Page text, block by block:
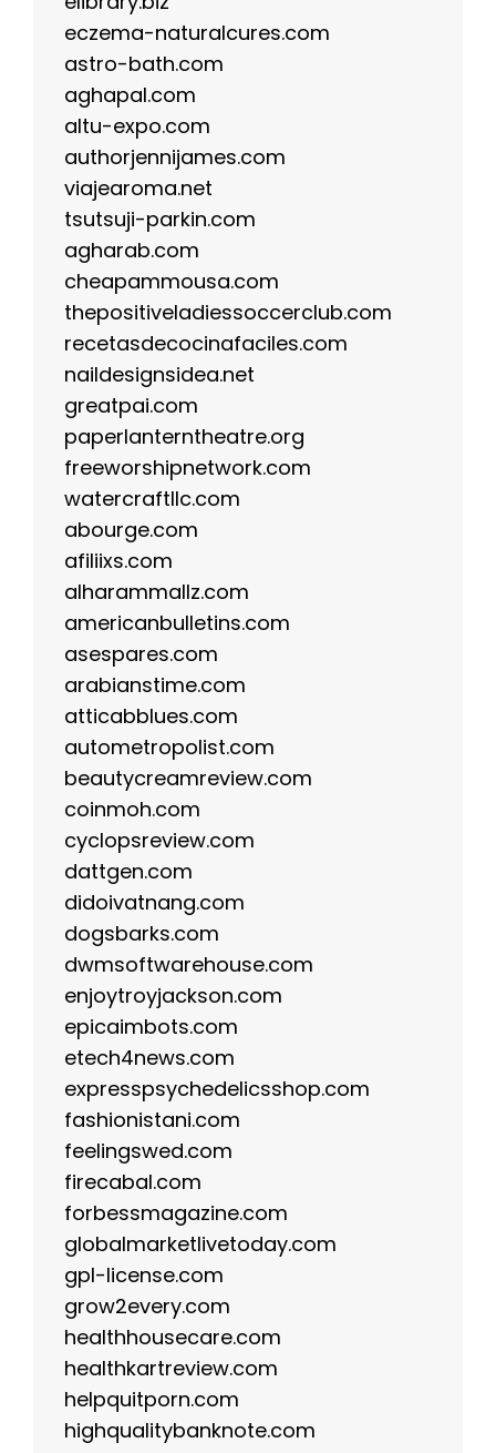
eczema-naturalcures.com
astro-bath.com
aghapal.com
altu-expo.com
authorjennijames.com
viajearoma.net
tsutsuji-parkin.com
agharab.com
cheapammousa.com
thepositiveladiessoccerclub.com
recetasdecocinafaciles.com
naildesignsidea.net
greatpai.com
paperlanterntheatre.org
freeworshipnetwork.com
watercraftllc.com
abourge.com
afiliixs.com
alharammallz.com
americanbulletins.com
asespares.com
arabianstime.com
atticabblues.com
autometropolist.com
beautycreamreview.com
coinmoh.com
cyclopsreview.com
dattgen.com
didoivatnang.com
dogsbarks.com
dwmsoftwarehouse.com
enjoytroyjackson.com
epicaimbots.com
etech4news.com
expresspsychedelicsshop.com
fashionistani.com
feelingswed.com
firecabal.com
forbessmagazine.com
globalmarketlivetoday.com
gpl-license.com
grow2every.com
healthhousecare.com
healthkartreview.com
helpquitporn.com
highqualitybanknote.com